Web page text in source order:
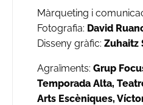
Màrqueting i
Fotografia: David
Disseny gràfic: Zuhaitz
Agraïments: Grup
Temporada Alta,
Arts Escèniques,